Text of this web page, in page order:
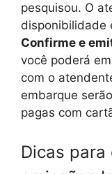
pesquisou. O
disponibilidade
Confirme e
você poderá
com o
embarque
pagas com
Dicas